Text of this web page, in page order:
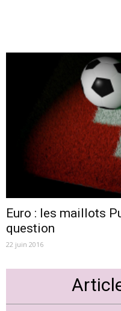
Euro : les maillots
question
22 juin 2016